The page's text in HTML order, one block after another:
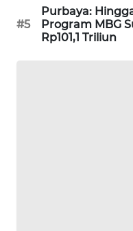
#5
Purbaya:
Program MBG
Rp101,1 Triliun
SIANTAR
NEWS